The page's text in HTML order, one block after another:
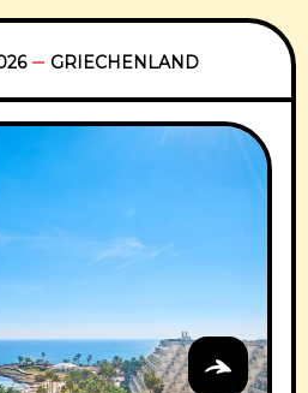
461 Zimmern,
GRIECHENLAND